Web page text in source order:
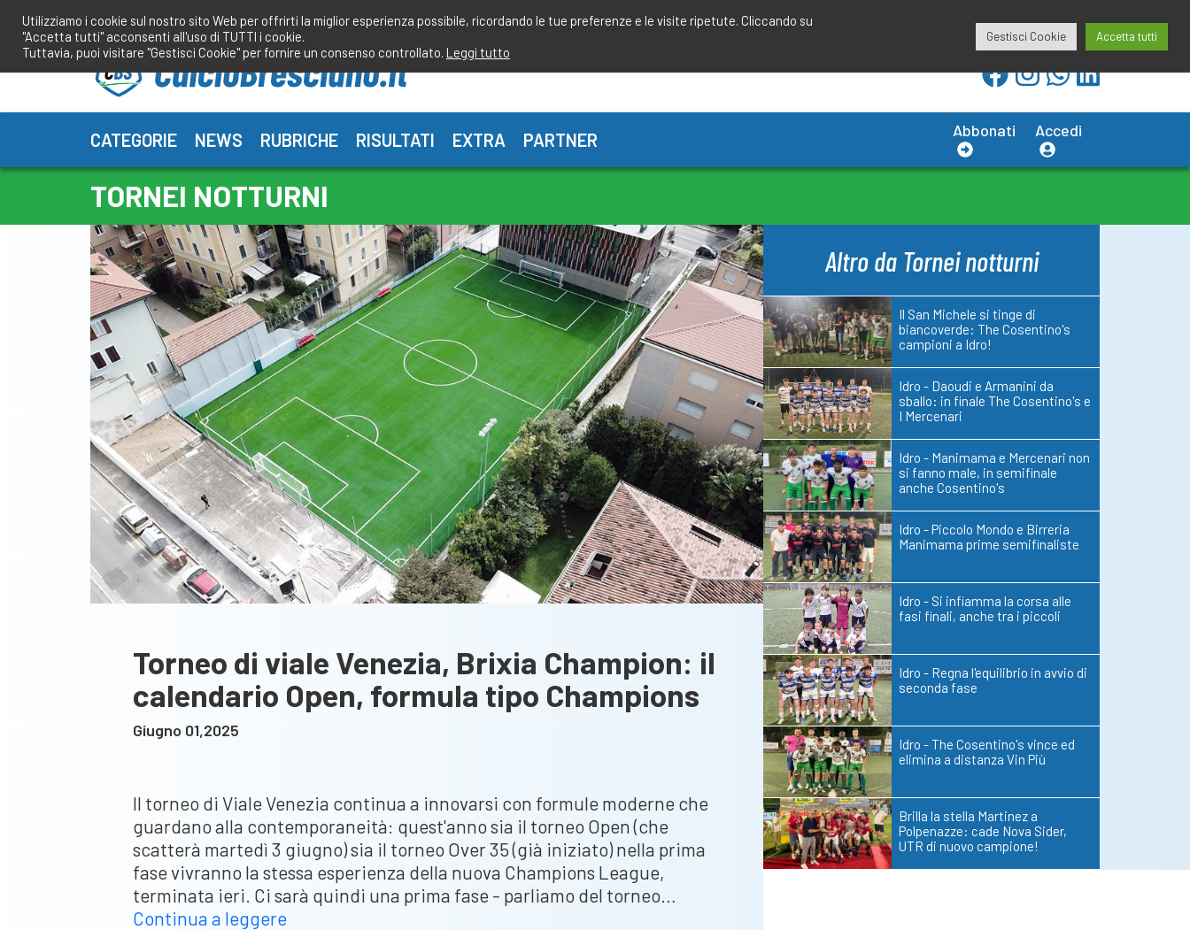
contenuto
redazione@calciobresciano.it
CATEGORIE NEWS RUBRICHE RISULTATI EXTRA PARTNER Abbonati Accedi
TORNEI NOTTURNI
Torneo di viale Venezia, Brixia Champion: il
calendario Open, formula tipo Champions
Giugno 01,2025
Il torneo di Viale Venezia continua a innovarsi con formule moderne che
guardano alla contemporaneità: quest'anno sia il torneo Open (che
scatterà martedì 3 giugno) sia il torneo Over 35 (già iniziato) nella prima
fase vivranno la stessa esperienza della nuova Champions League,
terminata ieri. Ci sarà quindi una prima fase - parliamo del torneo…
Continua a leggereTorneo
Altro da Tornei notturni
Il San Michele si tinge di
biancoverde: The Cosentino's
campioni a Idro!
Idro - Daoudi e Armanini da
sballo: in finale The Cosentino's e
I Mercenari
Idro - Manimama e Mercenari non
si fanno male, in semifinale
anche Cosentino's
Idro - Piccolo Mondo e Birreria
Manimama prime semifinaliste
Idro - Si infiamma la corsa alle
fasi finali, anche tra i piccoli
Idro - Regna l'equilibrio in avvio di
seconda fase
Idro - The Cosentino's vince ed
elimina a distanza Vin Più
Brilla la stella Martinez a
Polpenazze: cade Nova Sider,
UTR di nuovo campione!
Utilizziamo i cookie sul nostro sito Web per offrirti la miglior esperienza possibile, ricordando le tue preferenze e le visite ripetute. Cliccando su
"Accetta tutti" acconsenti all'uso di TUTTI i cookie.
Tuttavia, puoi visitare "Gestisci Cookie" per fornire un consenso controllato. Leggi tutto
Gestisci Cookie Accetta tutti